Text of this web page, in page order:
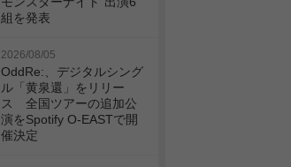
組を発表
2026/08/05
OddRe:、デジタルシング
ル「黄泉還」をリリー
ス 全国ツアーの追加公
演をSpotify O-EASTで開
催決定